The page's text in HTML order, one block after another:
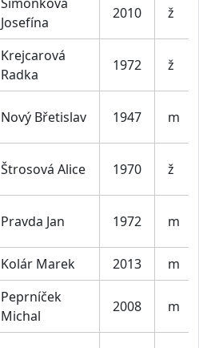
Josefína
2010 ž
Krejcarová
Radka
1972 ž
Nový Břetislav 1947 m
Štrosová Alice 1970 ž
Pravda Jan 1972 m
Kolár Marek 2013 m
Peprníček
Michal
2008 m